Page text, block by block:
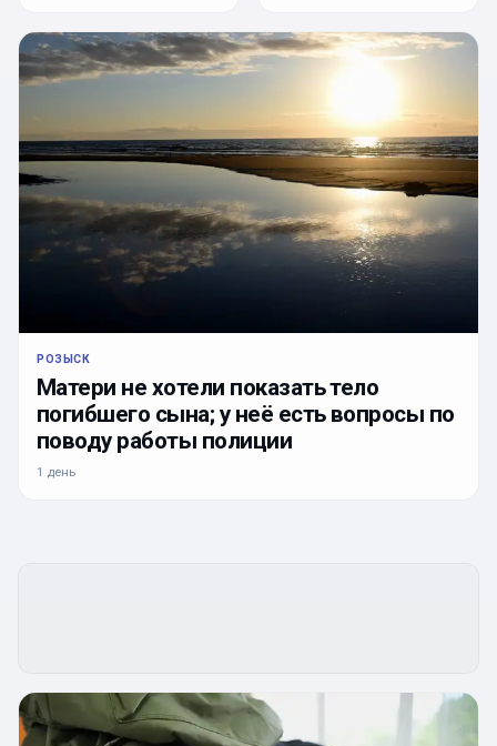
РОЗЫСК
Матери не хотели показать тело
погибшего сына; у неё есть вопросы по
поводу работы полиции
1 день